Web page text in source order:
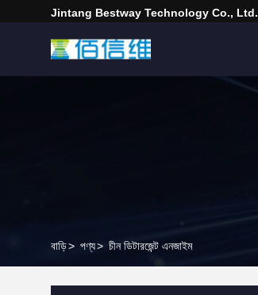
Jintang Bestway Technology Co., Ltd.
বাড়ি> পণ্য> চীন ডিটারজেন্ট এনজাইম